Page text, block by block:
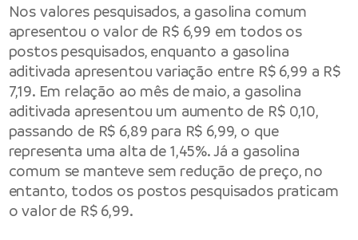
Nos valores pesquisados, a gasolina comum
apresentou o valor de R$ 6,99 em todos os
postos pesquisados, enquanto a gasolina
aditivada apresentou variação entre R$ 6,99 a R$
7,19. Em relação ao mês de maio, a gasolina
aditivada apresentou um aumento de R$ 0,10,
passando de R$ 6,89 para R$ 6,99, o que
representa uma alta de 1,45%. Já a gasolina
comum se manteve sem redução de preço, no
entanto, todos os postos pesquisados praticam
o valor de R$ 6,99.